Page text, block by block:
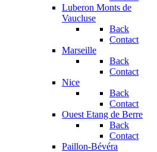
Luberon Monts de
Vaucluse
Back
Contact
Marseille
Back
Contact
Nice
Back
Contact
Ouest Etang de Berre
Back
Contact
Paillon-Bévéra